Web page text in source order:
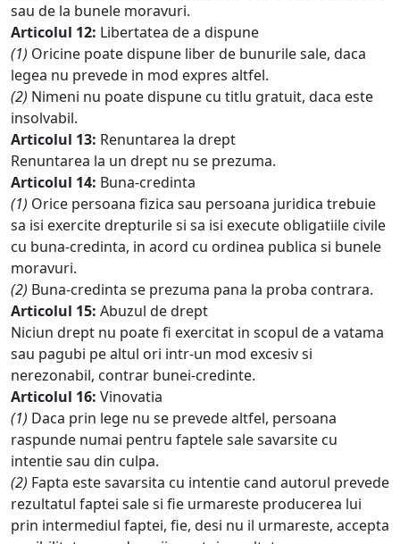
sau de la bunele moravuri.
Articolul 12: Libertatea de a dispune
(1) Oricine poate dispune liber de bunurile sale, daca
legea nu prevede in mod expres altfel.
(2) Nimeni nu poate dispune cu titlu gratuit, daca este
insolvabil.
Articolul 13: Renuntarea la drept
Renuntarea la un drept nu se prezuma.
Articolul 14: Buna-credinta
(1) Orice persoana fizica sau persoana juridica trebuie
sa isi exercite drepturile si sa isi execute obligatiile civile
cu buna-credinta, in acord cu ordinea publica si bunele
moravuri.
(2) Buna-credinta se prezuma pana la proba contrara.
Articolul 15: Abuzul de drept
Niciun drept nu poate fi exercitat in scopul de a vatama
sau pagubi pe altul ori intr-un mod excesiv si
nerezonabil, contrar bunei-credinte.
Articolul 16: Vinovatia
(1) Daca prin lege nu se prevede altfel, persoana
raspunde numai pentru faptele sale savarsite cu
intentie sau din culpa.
(2) Fapta este savarsita cu intentie cand autorul prevede
rezultatul faptei sale si fie urmareste producerea lui
prin intermediul faptei, fie, desi nu il urmareste, accepta